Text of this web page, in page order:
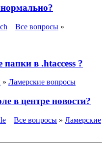
Все вопросы »
в .htaccess ?
» Ламерские вопросы
в центре новости?
Все вопросы » Ламерские